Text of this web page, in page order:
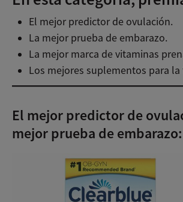
El mejor predictor de ovulación.
La mejor prueba de embarazo.
La mejor marca de vitaminas
Los mejores suplementos para
El mejor predictor de
mejor prueba de